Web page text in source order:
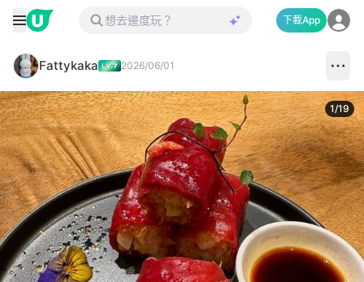
下載App
Fattykaka 2026/06/01
1/19